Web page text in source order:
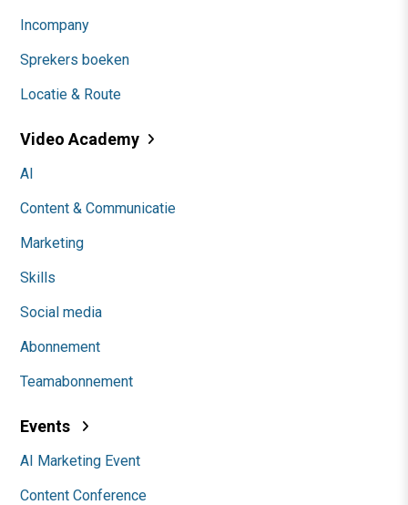
Incompany
Sprekers boeken
Locatie & Route
Video Academy
AI
Content & Communicatie
Marketing
Skills
Social media
Abonnement
Teamabonnement
Events
AI Marketing Event
Content Conference